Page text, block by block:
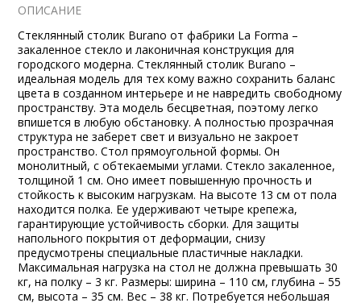
ОПИСАНИЕ
Стеклянный столик Burano от фабрики La Forma –
закаленное стекло и лаконичная конструкция для
городского модерна. Стеклянный столик Burano –
идеальная модель для тех кому важно сохранить баланс
цвета в созданном интерьере и не навредить свободному
пространству. Эта модель бесцветная, поэтому легко
впишется в любую обстановку. А полностью прозрачная
структура не заберет свет и визуально не закроет
пространство. Стол прямоугольной формы. Он
монолитный, с обтекаемыми углами. Стекло закаленное,
толщиной 1 см. Оно имеет повышенную прочность и
стойкость к высоким нагрузкам. На высоте 13 см от пола
находится полка. Ее удерживают четыре крепежа,
гарантирующие устойчивость сборки. Для защиты
напольного покрытия от деформации, снизу
предусмотрены специальные пластичные накладки.
Максимальная нагрузка на стол не должна превышать 30
кг, на полку – 3 кг. Размеры: ширина – 110 см, глубина – 55
см, высота – 35 см. Вес – 38 кг. Потребуется небольшая